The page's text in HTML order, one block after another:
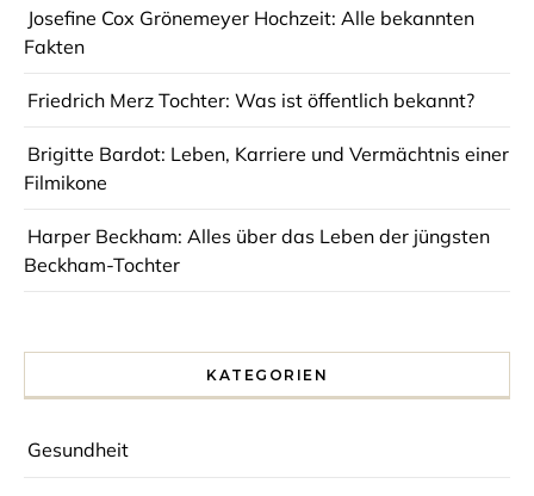
Josefine Cox Grönemeyer Hochzeit: Alle bekannten
Fakten
Friedrich Merz Tochter: Was ist öffentlich bekannt?
Brigitte Bardot: Leben, Karriere und Vermächtnis einer
Filmikone
Harper Beckham: Alles über das Leben der jüngsten
Beckham-Tochter
KATEGORIEN
Gesundheit